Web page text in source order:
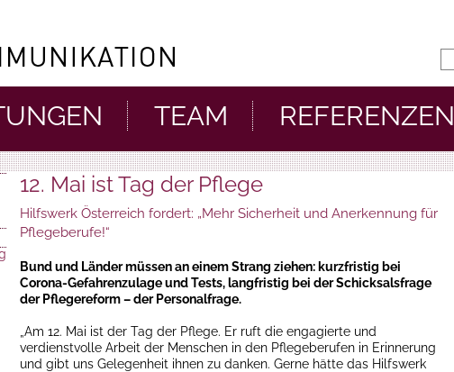
TEAM REFERENZEN
12. Mai ist Tag der Pflege
Hilfswerk Österreich fordert: „Mehr Sicherheit und Anerkennung für
Pflegeberufe!“
Bund und Länder müssen an einem Strang ziehen: kurzfristig bei
Corona-Gefahrenzulage und Tests, langfristig bei der Schicksalsfrage
der Pflegereform – der Personalfrage.
„Am 12. Mai ist der Tag der Pflege. Er ruft die engagierte und
verdienstvolle Arbeit der Menschen in den Pflegeberufen in Erinnerung
und gibt uns Gelegenheit ihnen zu danken. Gerne hätte das Hilfswerk